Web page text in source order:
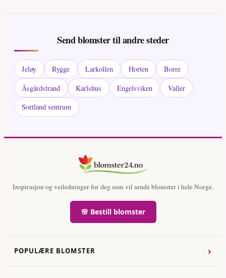
Send blomster til andre steder
Jeløy Rygge Larkollen Horten
Borre
Åsgårdstrand
Karlshus Engelsviken
Valler
Sortland sentrum
Inspirasjon og veiledninger for deg som vil sende blomster i hele Norge.
🌸 Bestill blomster
POPULÆRE BLOMSTER ›